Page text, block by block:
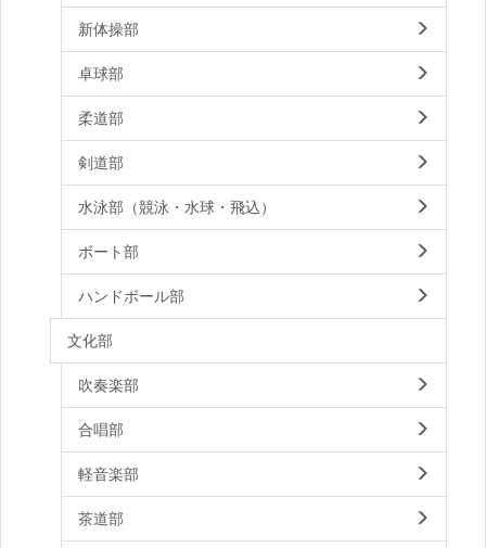
新体操部
卓球部
柔道部
剣道部
水泳部（競泳・水球・飛込）
ボート部
ハンドボール部
文化部
吹奏楽部
合唱部
軽音楽部
茶道部